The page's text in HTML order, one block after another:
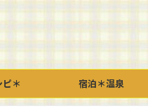
＊ 宿泊＊温泉